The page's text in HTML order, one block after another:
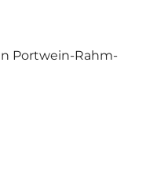
Portwein-Rahm-